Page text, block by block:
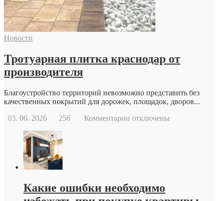
причины
и
возможности
современной
Новости
Тротуарная плитка краснодар от
производителя
Благоустройство территорий невозможно представить без
качественных покрытий для дорожек, площадок, дворов...
03. 06. 2026
256 Комментарии котключены
Какие ошибки необходимо